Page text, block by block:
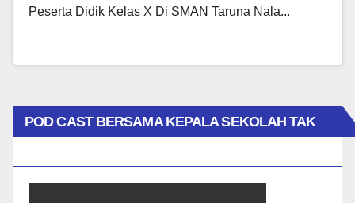
Peserta Didik Kelas X Di SMAN Taruna Nala...
POD CAST BERSAMA KEPALA SEKOLAH TAK